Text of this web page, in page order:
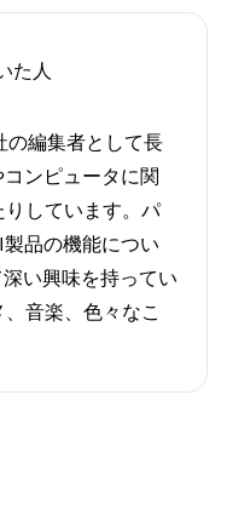
た人
の編集者として長
ンピュータに関
しています。パ
品の機能につい
い興味を持ってい
音楽、色々なこ